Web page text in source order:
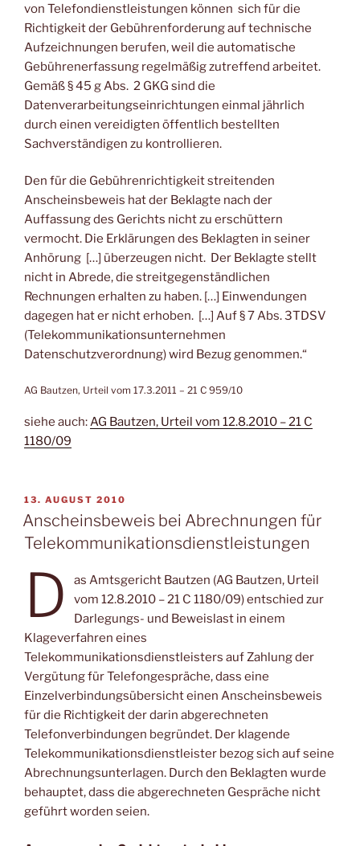
von Telefondienstleistungen können sich für die
Richtigkeit der Gebührenforderung auf technische
Aufzeichnungen berufen, weil die automatische
Gebührenerfassung regelmäßig zutreffend arbeitet.
Gemäß § 45 g Abs. 2 GKG sind die
Datenverarbeitungseinrichtungen einmal jährlich
durch einen vereidigten öffentlich bestellten
Sachverständigen zu kontrollieren.
Den für die Gebührenrichtigkeit streitenden
Anscheinsbeweis hat der Beklagte nach der
Auffassung des Gerichts nicht zu erschüttern
vermocht. Die Erklärungen des Beklagten in seiner
Anhörung […] überzeugen nicht. Der Beklagte stellt
nicht in Abrede, die streitgegenständlichen
Rechnungen erhalten zu haben. […] Einwendungen
dagegen hat er nicht erhoben. […] Auf § 7 Abs. 3TDSV
(Telekommunikationsunternehmen
Datenschutzverordnung) wird Bezug genommen.“
AG Bautzen, Urteil vom 17.3.2011 – 21 C 959/10
siehe auch:AG Bautzen, Urteil vom 12.8.2010 – 21 C
1180/09
VERÖFFENTLICHT
AM
13. AUGUST 2010
Anscheinsbeweis bei Abrechnungen für
Telekommunikationsdienstleistungen
D
as Amtsgericht Bautzen (AG Bautzen, Urteil
vom 12.8.2010 – 21 C 1180/09) entschied zur
Darlegungs- und Beweislast in einem
Klageverfahren eines
Telekommunikationsdienstleisters auf Zahlung der
Vergütung für Telefongespräche, dass eine
Einzelverbindungsübersicht einen Anscheinsbeweis
für die Richtigkeit der darin abgerechneten
Telefonverbindungen begründet. Der klagende
Telekommunikationsdienstleister bezog sich auf seine
Abrechnungsunterlagen. Durch den Beklagten wurde
behauptet, dass die abgerechneten Gespräche nicht
geführt worden seien.